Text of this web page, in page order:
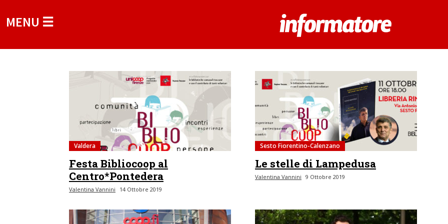
MENU ☰
Valdera
Festa Bibliocoop al
Centro*Pontedera
Valentina Vannini 14 Ottobre 2019
Sesto Fiorentino-Calenzano
Le stelle di Lampedusa
Valentina Vannini 9 Ottobre 2019